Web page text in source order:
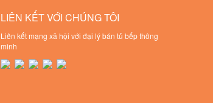
LIÊN KẾT VỚI CHÚNG TÔI
Liên kết mạng xã hội với đại lý bán tủ bếp thông
minh